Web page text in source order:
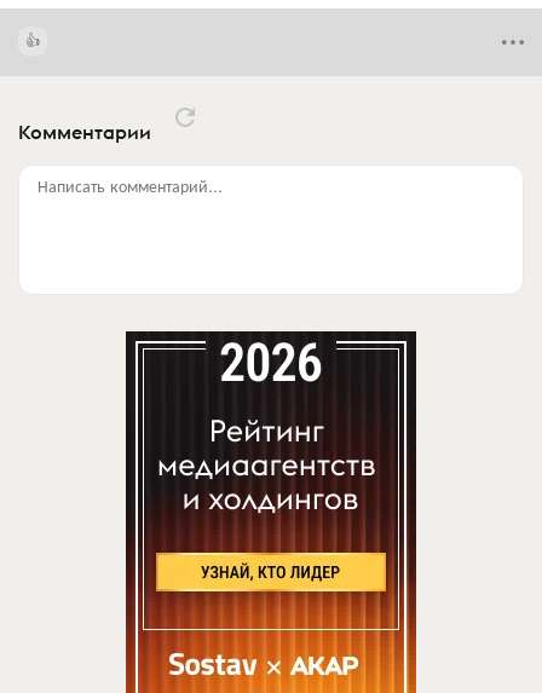
Комментарии
Написать комментарий...